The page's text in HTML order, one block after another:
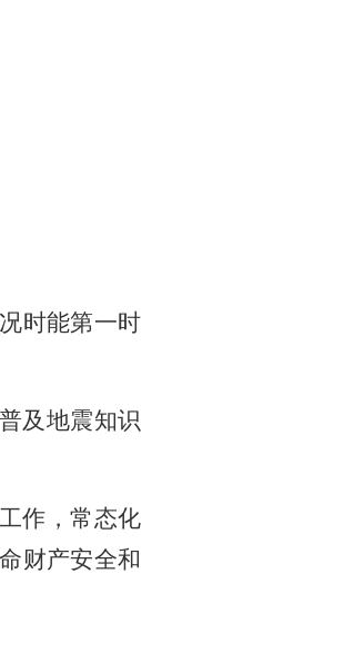
时能第一时
及地震知识
作，常态化
财产安全和